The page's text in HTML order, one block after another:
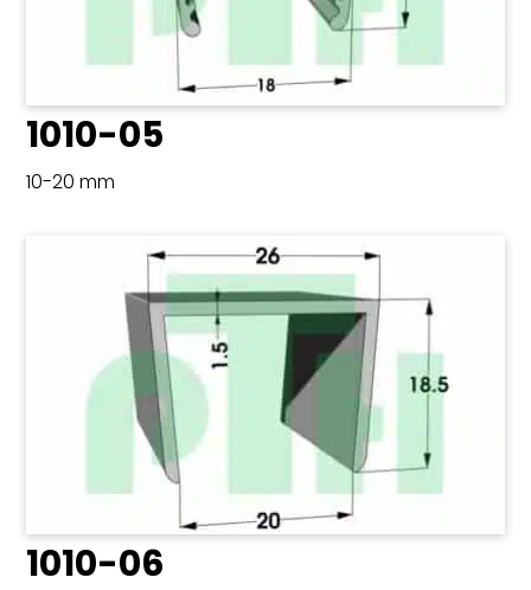
1010-05
10-20 mm
1010-06